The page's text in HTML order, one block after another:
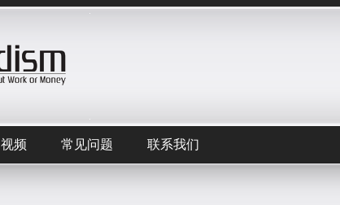
视频 常见问题 联系我们